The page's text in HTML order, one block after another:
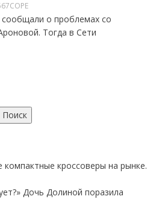
о проблемах со
Тогда в Сети
Поиск
кроссоверы на рынке.
Дочь Долиной поразила